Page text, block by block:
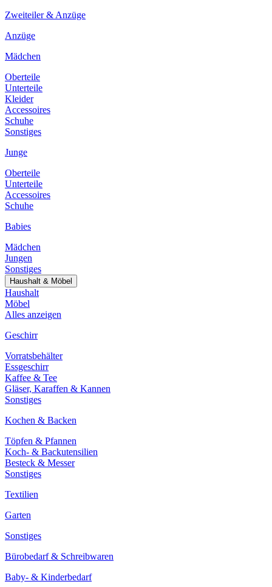
Zweiteiler & Anzüge
Anzüge
Mädchen
Oberteile
Unterteile
Kleider
Accessoires
Schuhe
Sonstiges
Junge
Oberteile
Unterteile
Accessoires
Schuhe
Babies
Mädchen
Jungen
Sonstiges
Haushalt & Möbel
Haushalt
Möbel
Alles anzeigen
Geschirr
Vorratsbehälter
Essgeschirr
Kaffee & Tee
Gläser, Karaffen & Kannen
Sonstiges
Kochen & Backen
Töpfen & Pfannen
Koch- & Backutensilien
Besteck & Messer
Sonstiges
Textilien
Garten
Sonstiges
Bürobedarf & Schreibwaren
Baby- & Kinderbedarf